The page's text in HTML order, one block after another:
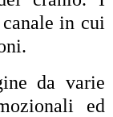
in cui
da varie
ed